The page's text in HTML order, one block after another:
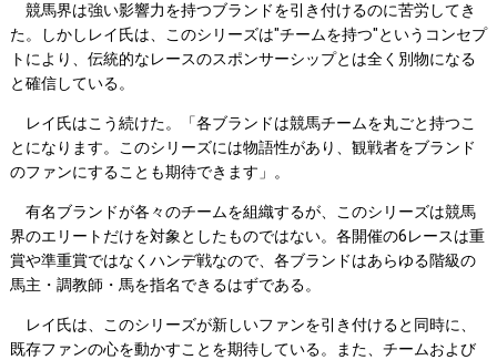
競馬界は強い影響力を持つブランドを引き付けるのに苦労してき
た。しかしレイ氏は、このシリーズは"チームを持つ"というコンセプ
トにより、伝統的なレースのスポンサーシップとは全く別物になる
と確信している。
レイ氏はこう続けた。「各ブランドは競馬チームを丸ごと持つこ
とになります。このシリーズには物語性があり、観戦者をブランド
のファンにすることも期待できます」。
有名ブランドが各々のチームを組織するが、このシリーズは競馬
界のエリートだけを対象としたものではない。各開催の6レースは重
賞や準重賞ではなくハンデ戦なので、各ブランドはあらゆる階級の
馬主・調教師・馬を指名できるはずである。
レイ氏は、このシリーズが新しいファンを引き付けると同時に、
既存ファンの心を動かすことを期待している。また、チームおよび